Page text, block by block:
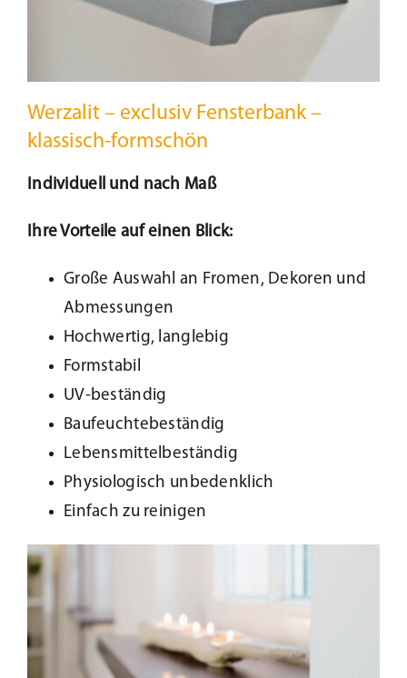
Unternehmen
Nachhaltigkeit
Kundenservice
Kontakt
Lesezeichen
Werzalit – exclusiv Fensterbank –
klassisch-formschön
Individuell und nach Maß
Ihre Vorteile auf einen Blick:
Große Auswahl an Fromen, Dekoren und
Abmessungen
Hochwertig, langlebig
Formstabil
UV-beständig
Baufeuchtebeständig
Lebensmittelbeständig
Physiologisch unbedenklich
Einfach zu reinigen